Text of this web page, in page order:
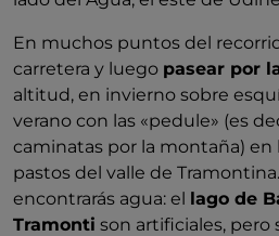
En muchos puntos del
carretera y luego pasear por
altitud, en invierno sobre
verano con las «pedule» (es
caminatas por la montaña) en
pastos del valle de
encontrarás agua: el lago de
Tramonti son artificiales, pero